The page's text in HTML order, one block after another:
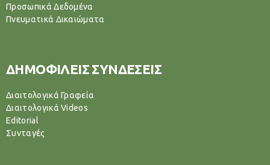
Προσωπικά Δεδομένα
Πνευματικά Δικαιώματα
ΔΗΜΟΦΙΛΕΙΣ ΣΥΝΔΕΣΕΙΣ
Διαιτολογικά Γραφεία
Διαιτολογικά Videos
Editorial
Συνταγές